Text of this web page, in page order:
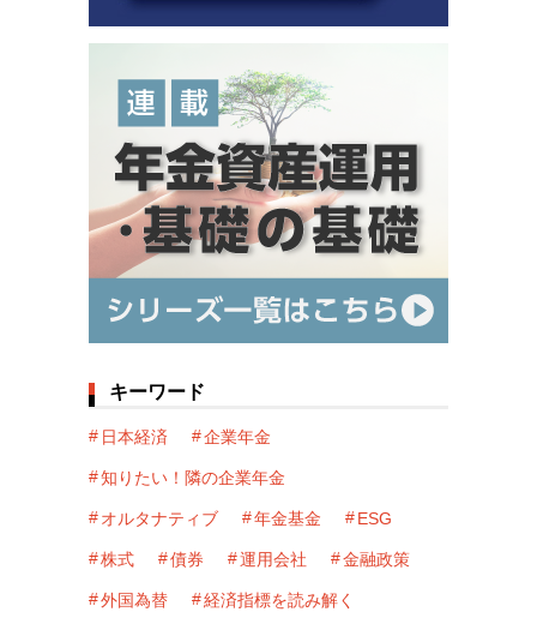
キーワード
日本経済 企業年金
知りたい！隣の企業年金
オルタナティブ 年金基金 ESG
株式 債券 運用会社 金融政策
外国為替 経済指標を読み解く